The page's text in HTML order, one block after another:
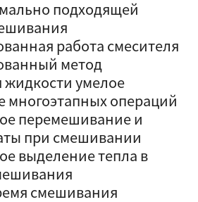
подходящей
работа смесителя
метод
жидкости умелое
многоэтапных операций
перемешивание и
при смешивании
выделение тепла в
смешивания